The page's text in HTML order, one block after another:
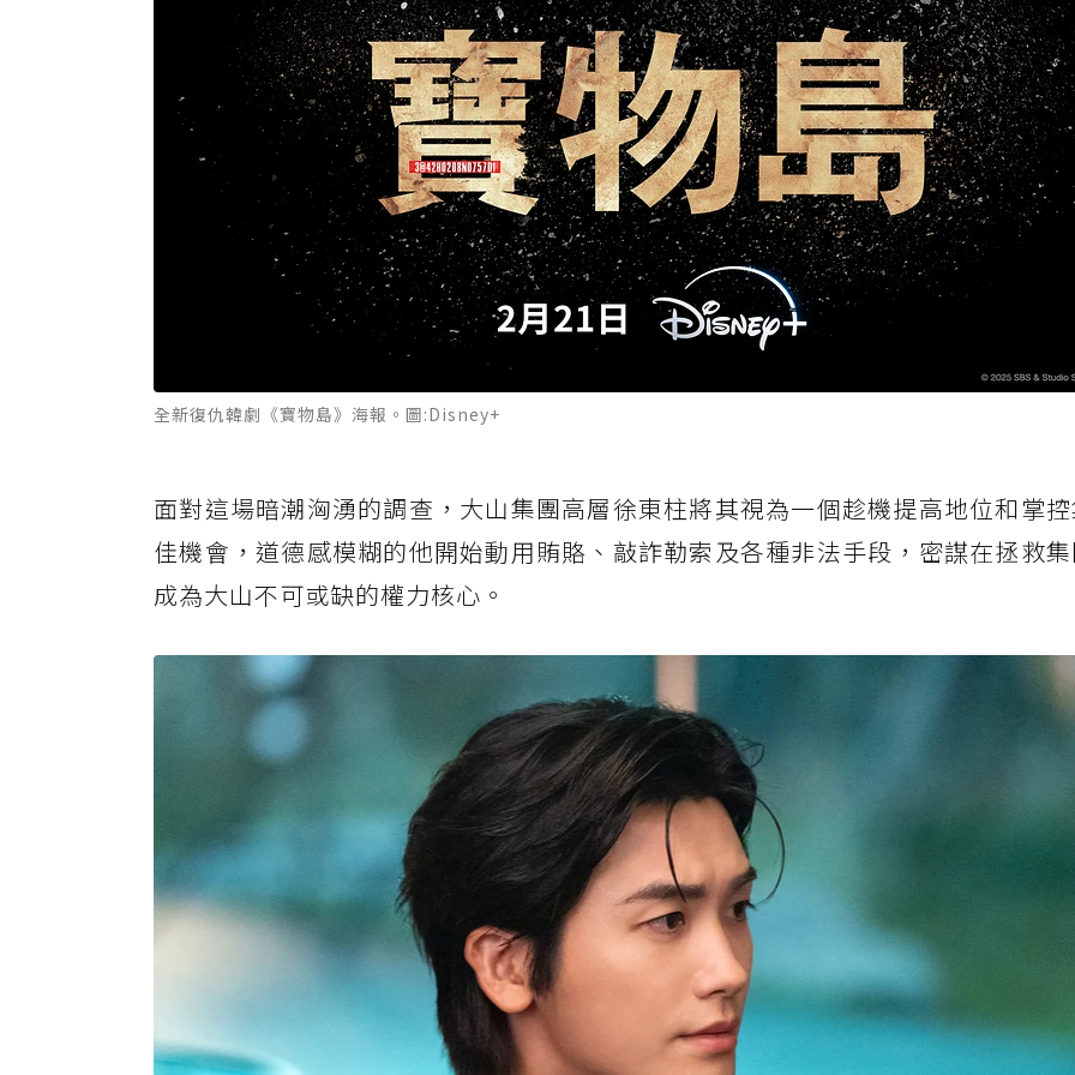
全新復仇韓劇《寶物島》海報。圖:Disney+
面對這場暗潮洶湧的調查，大山集團高層徐東柱將其視為一個趁機提高地位和掌
佳機會，道德感模糊的他開始動用賄賂、敲詐勒索及各種非法手段，密謀在拯救
成為大山不可或缺的權力核心。